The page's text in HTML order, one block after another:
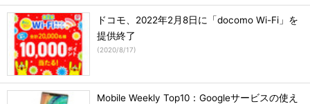
ドコモ、2022年2月8日に「docomo Wi-Fi」を
提供終了
(2020/8/17)
Mobile Weekly Top10：Googleサービスの使え